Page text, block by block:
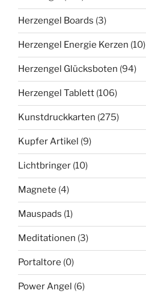
Herzengel Boards (3)
Herzengel Energie Kerzen (10)
Herzengel Glücksboten (94)
Herzengel Tablett (106)
Kunstdruckkarten (275)
Kupfer Artikel (9)
Lichtbringer (10)
Magnete (4)
Mauspads (1)
Meditationen (3)
Portaltore (0)
Power Angel (6)